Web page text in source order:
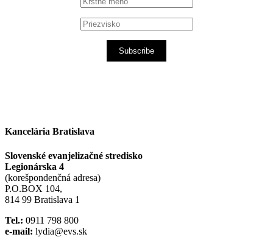
Subscribe
Kancelária Bratislava
Slovenské evanjelizačné stredisko
Legionárska 4
(korešpondenčná adresa)
P.O.BOX 104,
814 99 Bratislava 1
Tel.: 0911 798 800
e-mail: lydia@evs.sk